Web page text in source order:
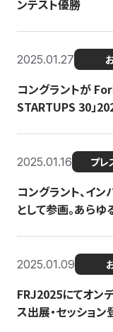
ンテスト優勝
2025.01.27
コングラントが
STARTUPS 30」
2025.01.16 プレ
コングラント、イ
として参画。あら
2025.01.09
FRJ2025にてオン
ス出展・セッション